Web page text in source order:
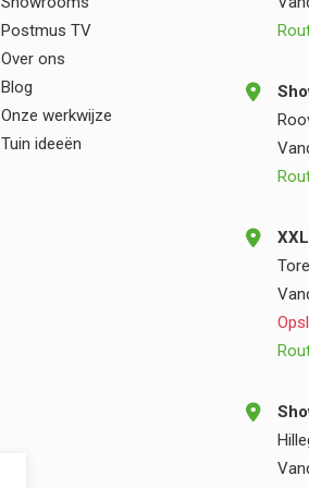
Postmus TV
Over ons
Blog
Onze werkwijze
Tuin ideeën